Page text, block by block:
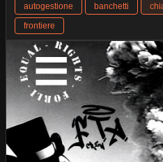
autogestione banchetti
frontiere